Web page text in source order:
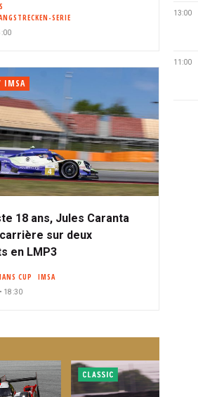
SERIE
IMSA
18 ans, Jules Caranta
sur deux
en LMP3
CUP IMSA
18:30
13:00
11:00